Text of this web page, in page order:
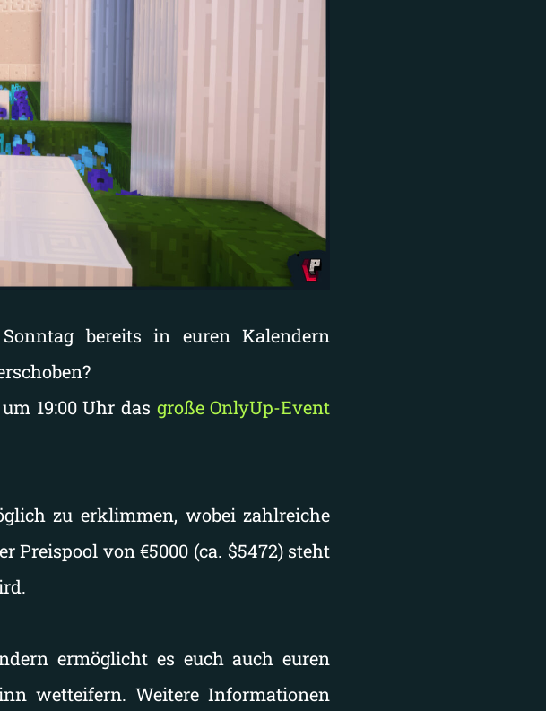
bereits in euren Kalendern
19:00 Uhr das große OnlyUp-Event
zu erklimmen, wobei zahlreiche
Preispool von €5000 (ca. $5472) steht
ermöglicht es euch auch euren
wetteifern. Weitere Informationen